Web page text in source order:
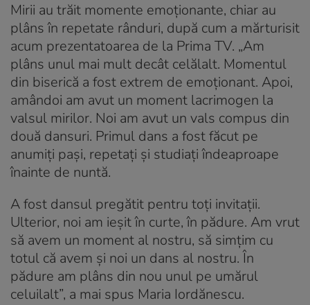
Mirii au trăit momente emoționante, chiar au
plâns în repetate rânduri, după cum a mărturisit
acum prezentatoarea de la Prima TV. „Am
plâns unul mai mult decât celălalt. Momentul
din biserică a fost extrem de emoționant. Apoi,
amândoi am avut un moment lacrimogen la
valsul mirilor. Noi am avut un vals compus din
două dansuri. Primul dans a fost făcut pe
anumiți pași, repetați și studiați îndeaproape
înainte de nuntă.
A fost dansul pregătit pentru toți invitații.
Ulterior, noi am ieșit în curte, în pădure. Am vrut
să avem un moment al nostru, să simțim cu
totul că avem și noi un dans al nostru. În
pădure am plâns din nou unul pe umărul
celuilalt”, a mai spus Maria Iordănescu.